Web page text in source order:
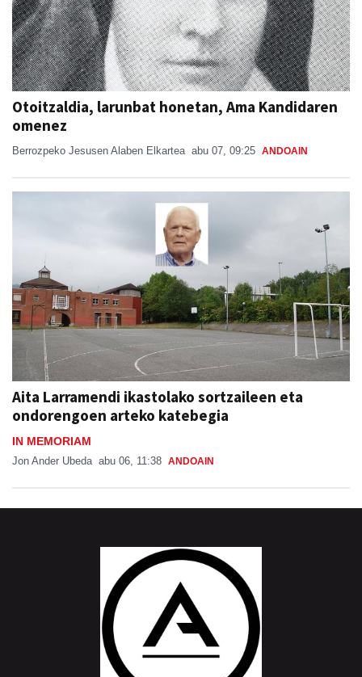
Otoitzaldia, larunbat honetan, Ama Kandidaren
omenez
Berrozpeko Jesusen Alaben Elkartea abu 07, 09:25
Aita Larramendi ikastolako sortzaileen eta
ondorengoen arteko katebegia
IN MEMORIAM
Jon Ander Ubeda ANDOAIN